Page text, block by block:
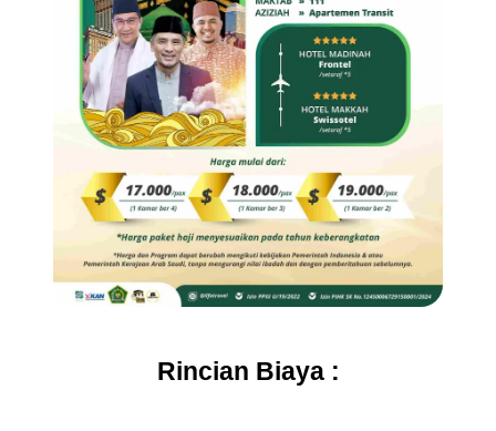
Rincian Biaya :